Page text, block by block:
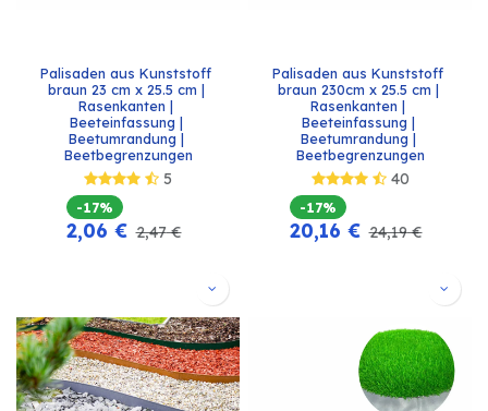
Palisaden aus Kunststoff
braun 23 cm x 25.5 cm |
Rasenkanten |
Beeteinfassung |
Beetumrandung |
Beetbegrenzungen
5
-17%
2,06 € 2,47€
Palisaden aus Kunststoff
braun 230cm x 25.5 cm |
Rasenkanten |
Beeteinfassung |
Beetumrandung |
Beetbegrenzungen
40
-17%
20,16 € 24,19€